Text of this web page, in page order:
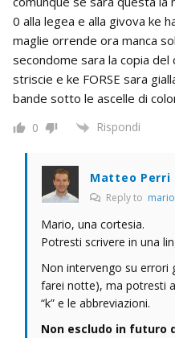
0 alla legea e alla givova ke
maglie orrende ora manca
secondome sara la copia del
striscie e ke FORSE sara
bande sotto le ascelle di
0 Rispondi
Matteo Perri
Reply to
Mario, una cortesia.
Potresti scrivere in una
Non intervengo su errori
farei notte), ma potresti
“k” e le abbreviazioni.
Non escludo in futuro